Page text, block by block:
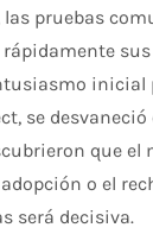
las pruebas
sus
inicial
se
que el
o el
será decisiva.